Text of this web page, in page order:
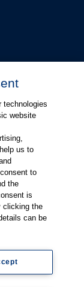
）版权
technologies
website
us to
to
the
is
clicking the
can be